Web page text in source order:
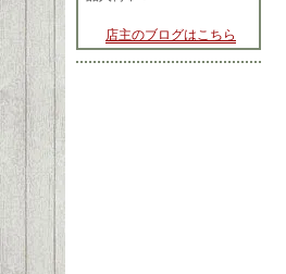
店主のブログはこちら